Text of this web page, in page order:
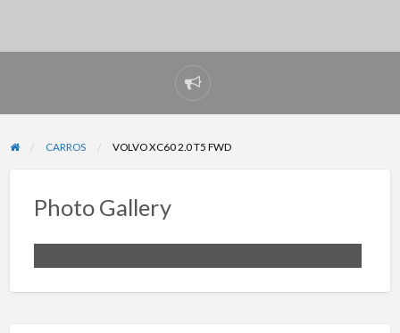
Reportar
problema
CARROS VOLVO XC60 2.0 T5 FWD
Photo Gallery